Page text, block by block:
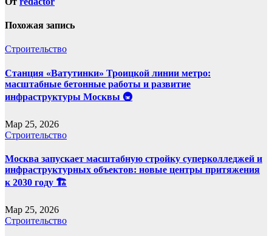
Похожая запись
Строительство
Станция «Ватутинки» Троицкой линии метро:
масштабные бетонные работы и развитие
инфраструктуры Москвы 🚇
Мар 25, 2026
Строительство
Москва запускает масштабную стройку суперколледжей и
инфраструктурных объектов: новые центры притяжения
к 2030 году 🏗️
Мар 25, 2026
Строительство